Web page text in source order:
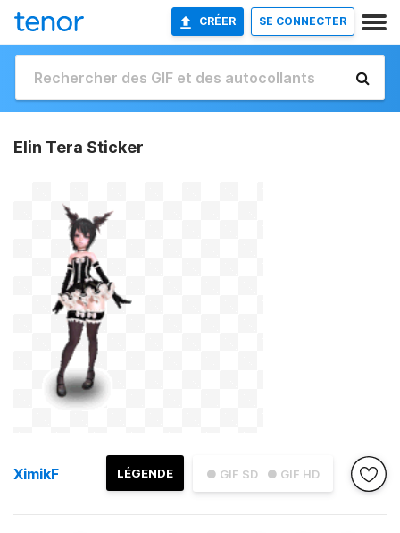
CRÉER SE CONNECTER
Elin Tera Sticker
● GIF SD ● GIF HD
LÉGENDE
XimikF